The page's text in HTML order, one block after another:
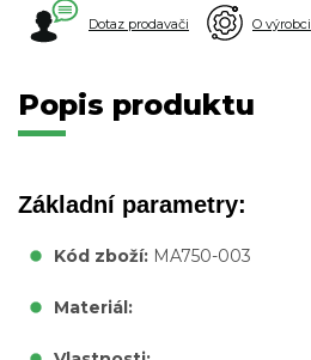
Dotaz prodavači O výrobci
Popis produktu
Základní parametry:
Kód zboží: MA750-003
Materiál: